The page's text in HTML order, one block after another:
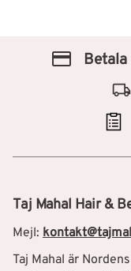
Taj Mahal Hair &
Mejl:
Taj Mahal är